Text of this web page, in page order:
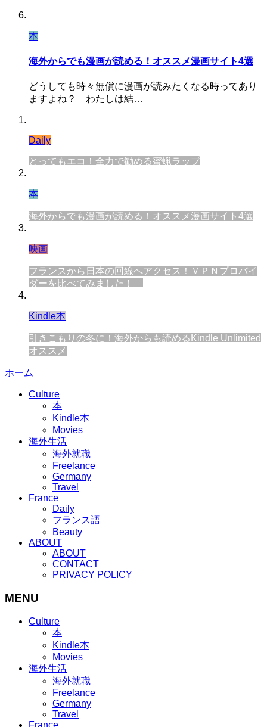
本
海外からでも漫画が読める！オススメ漫画サイト4選
どうしても時々無償に漫画が読みたくなる時ってあり
ますよね？ わたしは結…
Daily
とってもエコ！全力で勧める蜜蝋ラップ
本
海外からでも漫画が読める！オススメ漫画サイト4選
映画
フランスから日本の回線へアクセス！ＶＰＮプロバイ
ダーを比べてみました！
Kindle本
引きこもりの冬に！海外からも読めるKindle Unlimited
オススメ
ホーム
Culture
本
Kindle本
Movies
海外生活
海外就職
Freelance
Germany
Travel
France
Daily
フランス語
Beauty
ABOUT
ABOUT
CONTACT
PRIVACY POLICY
MENU
Culture
本
Kindle本
Movies
海外生活
海外就職
Freelance
Germany
Travel
France